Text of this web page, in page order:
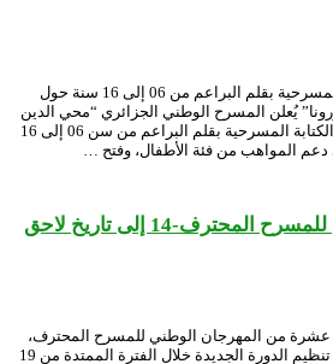
إعلان عن مسابقة في الكتابة المسرحية بقلم البراعم من 06 إلى 16 سنة حول
يُعلن المسرح الوطني الجزائري “محي الدين
بشطارزي” عن تنظيم مسابقة الكتابة المسرحية بقلم البراعم من سن 06 إلى 16
دعم المواهب من فئة الأطفال، وفتح …
14 إلى تاريخ لاحق
عشرة من المهرجان الوطني للمسرح المحترف،
إلى تاريخ لاحق. كان من المقرر تنظيم الدورة الجديدة خلال الفترة الممتدة من 19